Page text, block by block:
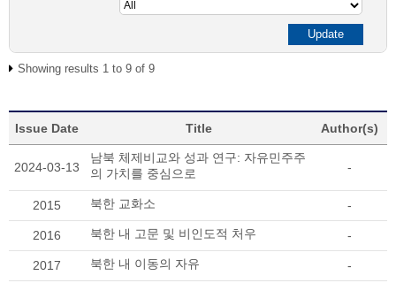
Showing results 1 to 9 of 9
Issue Date Title Author(s)
2024-03-13
남북 체제비교와 성과 연구: 자유민주주
의 가치를 중심으로
-
2015 북한 교화소 -
2016 북한 내 고문 및 비인도적 처우 -
2017 북한 내 이동의 자유 -